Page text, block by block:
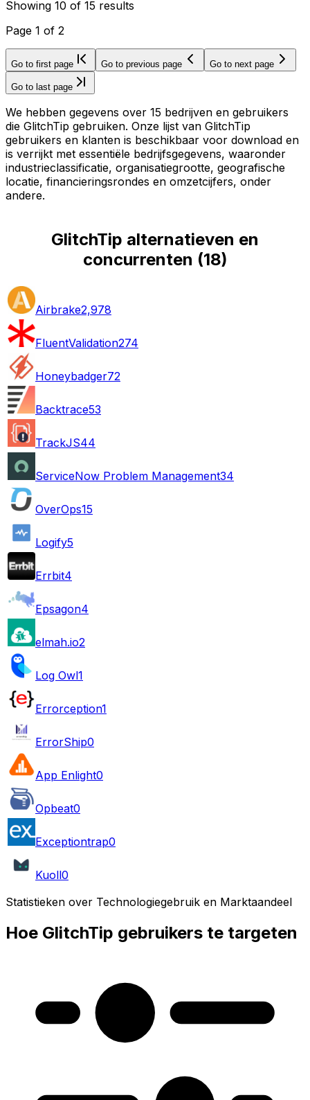
Showing 10 of 15 results
Page 1 of 2
Go to first page Go to previous page Go to next page
Go to last page
We hebben gegevens over 15 bedrijven en gebruikers
die GlitchTip gebruiken. Onze lijst van GlitchTip
gebruikers en klanten is beschikbaar voor download en
is verrijkt met essentiële bedrijfsgegevens, waaronder
industrieclassificatie, organisatiegrootte, geografische
locatie, financieringsrondes en omzetcijfers, onder
andere.
GlitchTip alternatieven en
concurrenten (18)
Airbrake2,978
FluentValidation274
Honeybadger72
Backtrace53
TrackJS44
ServiceNow Problem Management34
OverOps15
Logify5
Errbit4
Epsagon4
elmah.io2
Log Owl1
Errorception1
ErrorShip0
App Enlight0
Opbeat0
Exceptiontrap0
Kuoll0
Statistieken over Technologiegebruik en Marktaandeel
Hoe GlitchTip gebruikers te targeten